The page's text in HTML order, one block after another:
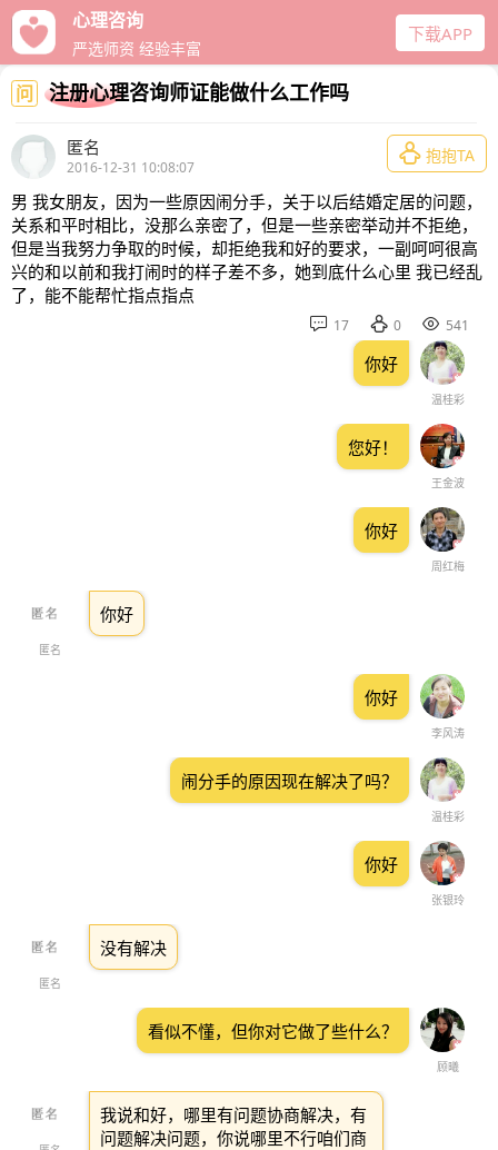
心理咨询
严选师资 经验丰富
下载APP
问 注册心理咨询师证能做什么工作吗
匿名
2016-12-31 10:08:07
 抱抱TA
男 我女朋友，因为一些原因闹分手，关于以后结婚定居的问题，
关系和平时相比，没那么亲密了，但是一些亲密举动并不拒绝，
但是当我努力争取的时候，却拒绝我和好的要求，一副呵呵很高
兴的和以前和我打闹时的样子差不多，她到底什么心里 我已经乱
了，能不能帮忙指点指点
 17  0  541
温桂彩
你好
王金波
您好！
周红梅
你好
匿名
你好
李风涛
你好
温桂彩
闹分手的原因现在解决了吗？
张银玲
你好
匿名
没有解决
顾曦
看似不懂，但你对它做了些什么？
我说和好，哪里有问题协商解决，有
问题解决问题，你说哪里不行咱们商